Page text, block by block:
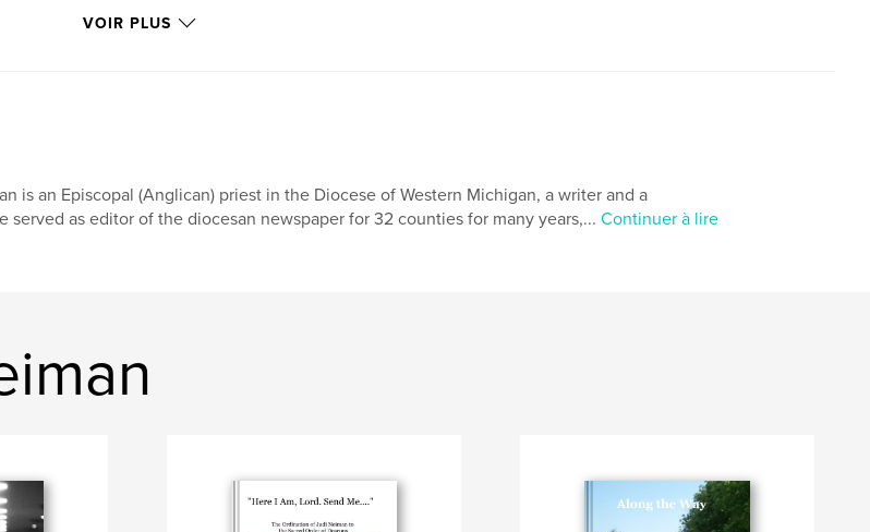
VOIR PLUS
is an Episcopal (Anglican) priest in the Diocese of Western Michigan, a writer and a
served as editor of the diocesan newspaper for 32 counties for many years,... Continuer à lire